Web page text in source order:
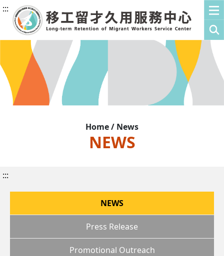
:::
Home / News
NEWS
:::
NEWS
Press Release
Promotional Outreach